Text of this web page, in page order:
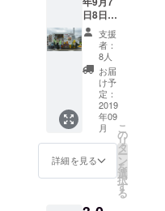
店街が主と
なり二ツ坂
カーニバル
を始めまし
た。第8回を
迎え、より
一層地域の
方をはじめ
とするみな
日8日の
第8回二
ツ坂
カーニ
バルに
出店の
キッチ
ンカー
26台で
使用可
能な商
品券で
す。オ
リジナ
支援
者：
8人
お届
け予
定：
2019
年09
月
詳細を見る
こ
の
リ
タ
ー
ン
を
選
択
す
る